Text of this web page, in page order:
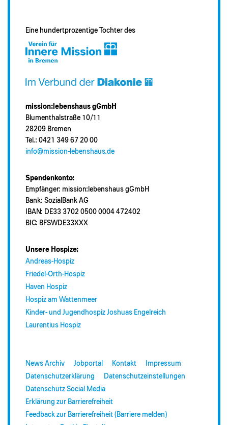
Eine hundertprozentige Tochter des
mission:lebenshaus gGmbH
Blumenthalstraße 10/11
28209 Bremen
Tel.: 0421 349 67 20 00
info@mission-lebenshaus.de
Spendenkonto:
Empfänger: mission:lebenshaus gGmbH
Bank: SozialBank AG
IBAN: DE33 3702 0500 0004 472402
BIC: BFSWDE33XXX
Unsere Hospize:
Andreas-Hospiz
Friedel-Orth-Hospiz
Haven Hospiz
Hospiz am Wattenmeer
Kinder- und Jugendhospiz Joshuas Engelreich
Laurentius Hospiz
News Archiv Jobportal Kontakt
Impressum
Datenschutzerklärung
Datenschutzeinstellungen
Datenschutz Social Media
Erklärung zur Barrierefreiheit
Feedback zur Barrierefreiheit (Barriere melden)